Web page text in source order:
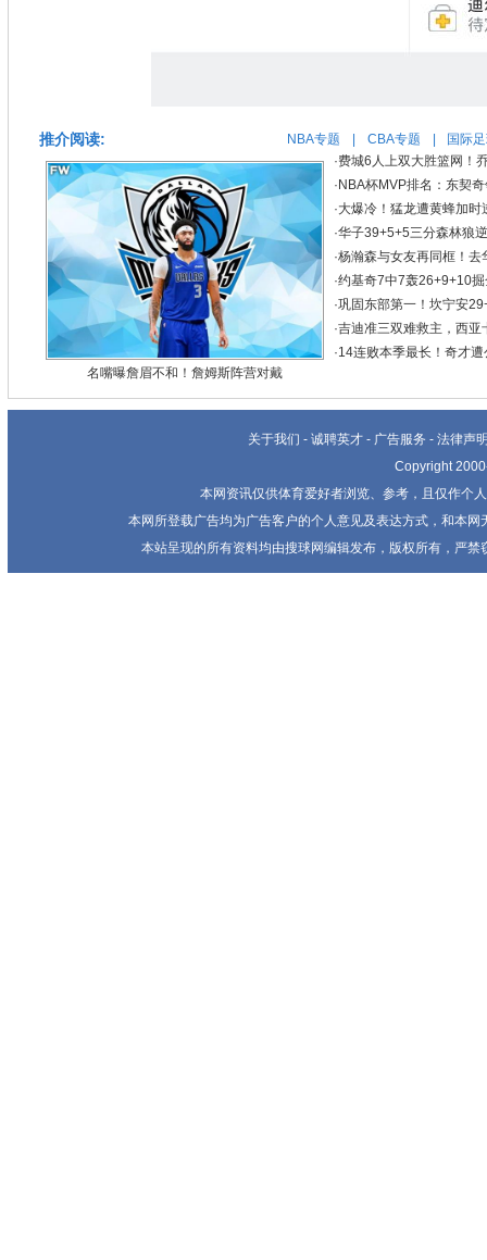
推介阅读: NBA专题 CBA专题 国际
名嘴曝詹眉不和！詹姆斯阵营对戴
·费城6人上双大胜篮网！
· NBA杯MVP排名：东契
·大爆冷！猛龙遭黄蜂加
·华子39+5+5三分森林狼
·杨瀚森与女友再同框！
·约基奇7中7轰26+9+10
·巩固东部第一！坎宁安
·吉迪准三双难救主，西
·14连败本季最长！奇才
关于我们 - 诚聘英才 - 广告服务 - 法律声
Copyright
本网资讯仅供体育爱好者浏览、参考，且仅作个
本网所登载广告均为广告客户的个人意见及表达方式，和本
本站呈现的所有资料均由搜球网编辑发布，版权所有，严